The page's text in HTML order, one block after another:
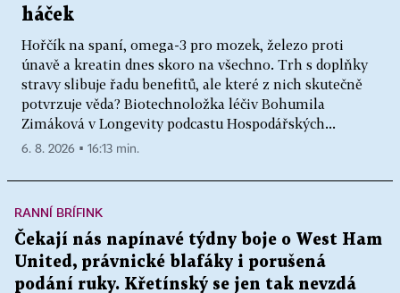
háček
Hořčík na spaní, omega-3 pro mozek, železo proti
únavě a kreatin dnes skoro na všechno. Trh s doplňky
stravy slibuje řadu benefitů, ale které z nich skutečně
potvrzuje věda? Biotechnoložka léčiv Bohumila
Zimáková v Longevity podcastu Hospodářských...
6. 8. 2026 ▪ 16:13 min.
RANNÍ BRÍFINK
Čekají nás napínavé týdny boje o West Ham
United, právnické blafáky i porušená
podání ruky. Křetínský se jen tak nevzdá